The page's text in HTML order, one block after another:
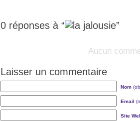
0 réponses à “ ”
Aucun
Laisser un commentaire
Nom
Email
Site